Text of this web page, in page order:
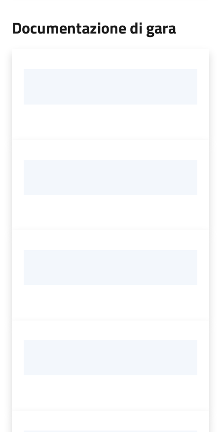
Documentazione di gara